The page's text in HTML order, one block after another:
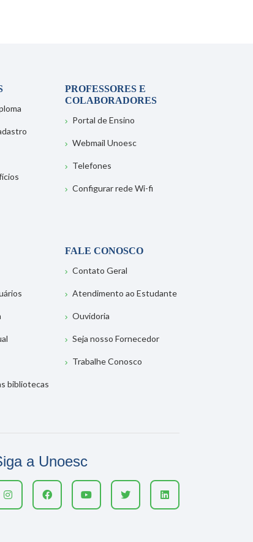
PROFESSORES E
COLABORADORES
Portal de Ensino
Webmail Unoesc
Telefones
Configurar rede Wi-fi
bibliotecas
FALE CONOSCO
Contato Geral
Atendimento ao Estudante
Ouvidoria
Seja nosso Fornecedor
Trabalhe Conosco
a Unoesc